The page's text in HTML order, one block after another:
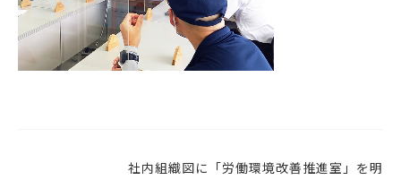
社内組織図に「労働環境改善推進室」を明